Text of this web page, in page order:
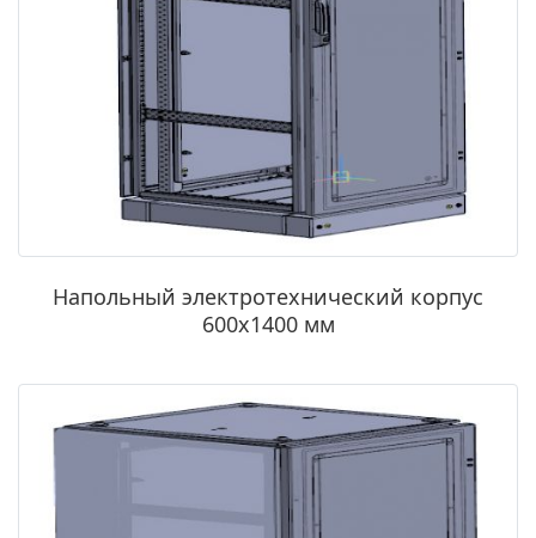
Напольный электротехнический корпус
600х1400 мм